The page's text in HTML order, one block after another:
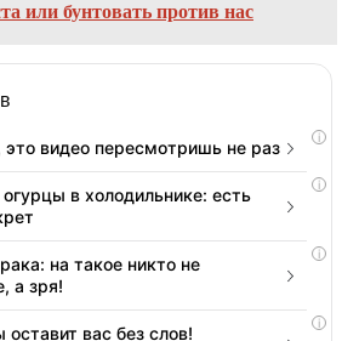
или бунтовать против нас
i
видео пересмотришь не раз
i
в холодильнике: есть
i
на такое никто не
а зря!
i
вас без слов!